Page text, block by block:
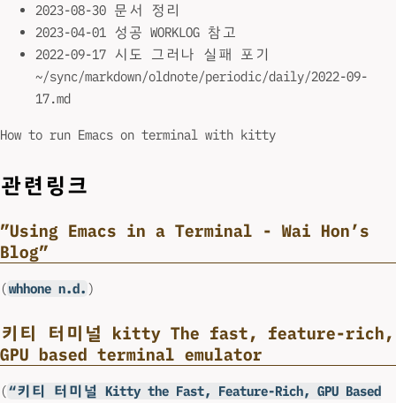
2023-08-30 문서 정리
2023-04-01 성공 WORKLOG 참고
2022-09-17 시도 그러나 실패 포기
~/sync/markdown/oldnote/periodic/daily/2022-09-
17.md
How to run Emacs on terminal with kitty
관련링크
”Using Emacs in a Terminal - Wai Hon’s
Blog”
(whhone n.d. )
키티 터미널 kitty The fast, feature-rich,
GPU based terminal emulator
(“키티 터미널 Kitty the Fast, Feature-Rich, GPU Based